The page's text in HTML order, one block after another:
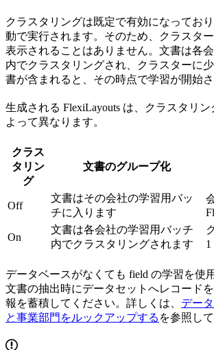
クラスタリングは既定で有効になってお
動で実行されます。そのため、クラスタ
表示されることはありません。文書は各
内でクラスタリングされ、クラスターに
書が含まれると、その時点で学習が開始さ
生成される FlexiLayouts は、クラスタリ
よって異なります。
クラス
タリン
グ
文書のグループ化
Off
文書はその会社の学習用バッ
チに入ります
On
文書は各会社の学習用バッチ
内でクラスタリングされます
1
データベースがなくても field の学習を使
文書の抽出時にデータセットへレコード
報を蓄積してください。詳しくは、 デー
と事業部門をルックアップする を参照し